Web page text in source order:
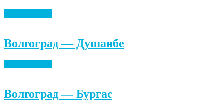
Волгоград — Душанбе
Волгоград — Бургас